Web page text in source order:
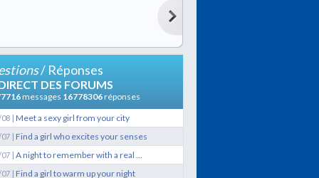
3
21 Février
LES QUAIS
9
29 Janvier
Lexique de termes
/ Réponses
DES FORUMS
messages 16778306réponses
08 | Meet a sexy girl from your city
07 | Find a girl who excites your senses
07 | A night to remember with a real ...
07 | Find a girl to warm up your night